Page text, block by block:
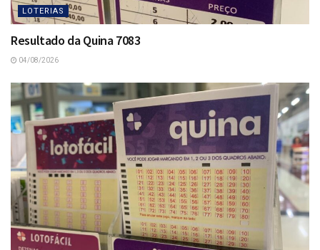
LOTERIAS
Resultado da Quina 7083
04/08/2026